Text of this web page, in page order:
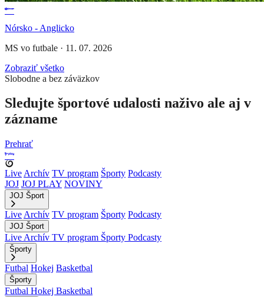
Nórsko - Anglicko
MS vo futbale · 11. 07. 2026
Zobraziť všetko
Slobodne a bez záväzkov
Sledujte športové udalosti naživo ale aj v
zázname
Prehrať
Live Archív TV program Športy Podcasty
JOJ JOJ PLAY NOVINY
JOJ Šport
Live Archív TV program Športy Podcasty
JOJ Šport
Live Archív TV program Športy Podcasty
Športy
Futbal Hokej Basketbal
Športy
Futbal Hokej Basketbal